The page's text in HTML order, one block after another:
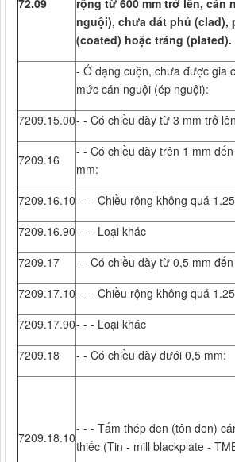
72.09
rộng từ 600 mm trở lên, cán
nguội), chưa dát phủ (clad),
(coated) hoặc tráng (plated).
- Ở dạng cuộn, chưa được gia
mức cán nguội (ép nguội):
7209.15.00- - Có chiều dày từ 3 mm trở lên
7209.16
- - Có chiều dày trên 1 mm
mm:
7209.16.10- - - Chiều rộng không quá
7209.16.90- - - Loại khác
7209.17
- - Có chiều dày từ 0,5 mm
7209.17.10- - - Chiều rộng không quá
7209.17.90- - - Loại khác
7209.18
- - Có chiều dày dưới 0,5 mm:
7209.18.10
- - - Tấm thép đen (tôn đen)
thiếc (Tin - mill blackplate -